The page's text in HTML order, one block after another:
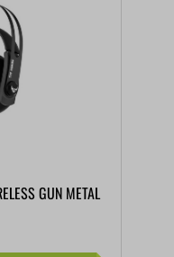
GUN METAL